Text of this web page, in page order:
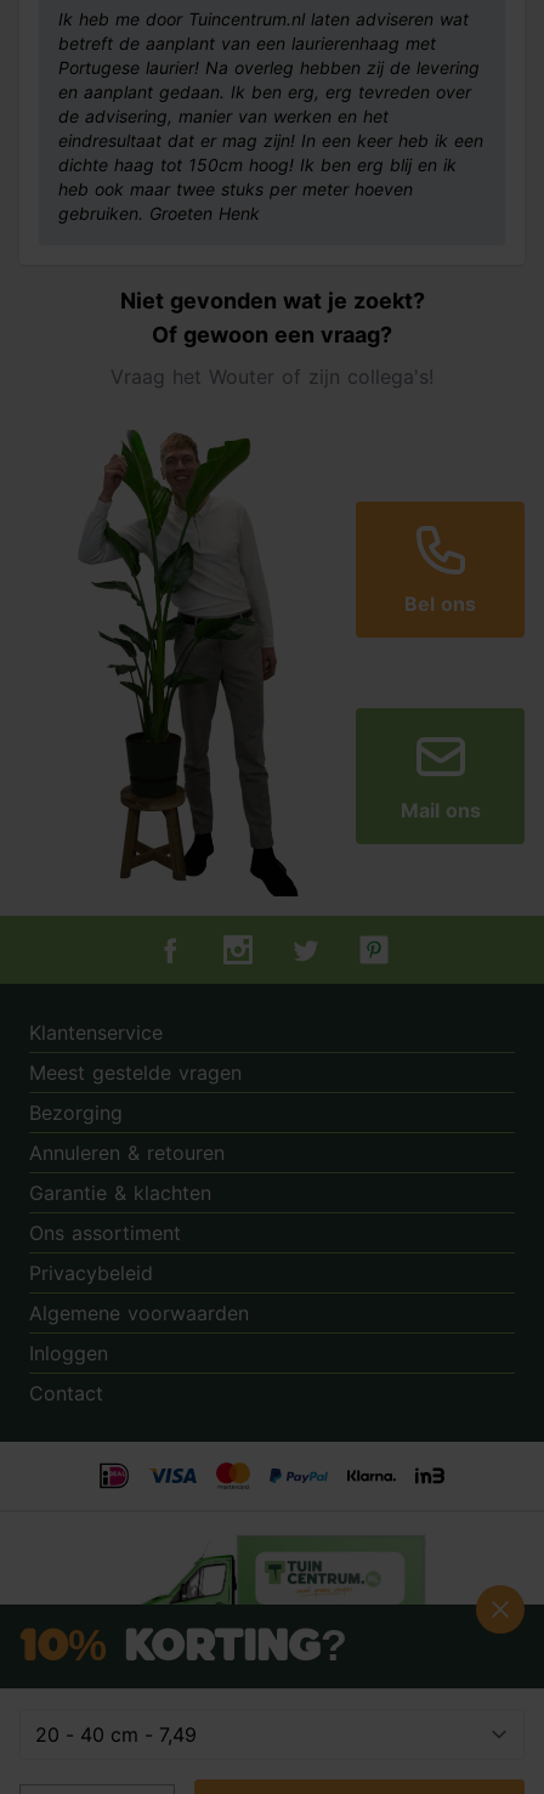
Ik heb me door Tuincentrum.nl laten adviseren wat
betreft de aanplant van een laurierenhaag met
Portugese laurier! Na overleg hebben zij de levering
en aanplant gedaan. Ik ben erg, erg tevreden over
de advisering, manier van werken en het
eindresultaat dat er mag zijn! In een keer heb ik een
dichte haag tot 150cm hoog! Ik ben erg blij en ik
heb ook maar twee stuks per meter hoeven
gebruiken. Groeten Henk
Niet gevonden wat je zoekt?
Of gewoon een vraag?
Vraag het Wouter of zijn collega's!
Bel ons
Mail ons
Tuincentrum.nl op Facebook
Tuincentrum.nl op Instagram
Tuincentrum.nl op Twitter
Tuincentrum.nl op
Klantenservice
Meest gestelde vragen
Bezorging
Annuleren & retouren
Garantie & klachten
Ons assortiment
Privacybeleid
Algemene voorwaarden
Inloggen
Contact
© 2014 - 2026 - Tuincentrum.nl B.V.
info@tuincentrum.nl·085 40 16 555
10% Korting?